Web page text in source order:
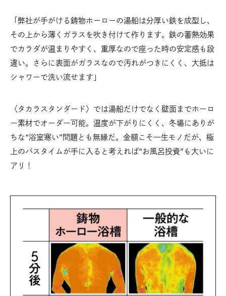
「弊社が手がける鋳物ホーローの湯船は分厚い鉄を成型し、
その上から薄くガラスを吹き付けて作ります。鉄の蓄熱効果
でカラダが温まりやすく、重厚なので座った時の安定感も段
違い。さらに表面がガラスなので汚れがつきにくく、大抵は
シャワーで洗い流せます」
〈タカラスタンダード〉では湯船だけでなく壁面までホーロ
ー素材でオーダー可能。温度が下がりにくく、冬場にありが
ちな“浴室寒い”問題とも無縁だ。金額こそ一生モノだが、極
上のバスタイムが手に入ると考えれば“お風呂投資”も大いに
アリ！